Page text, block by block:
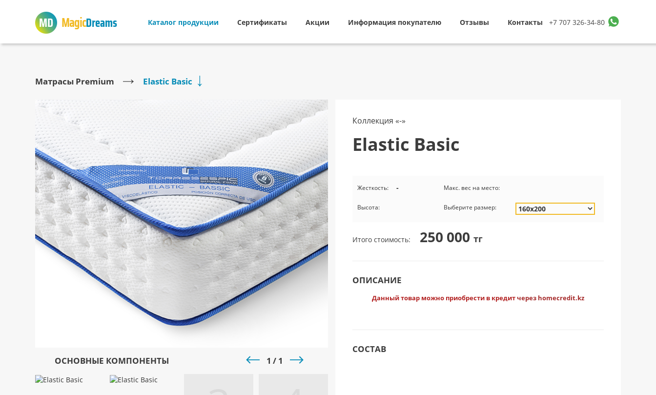
MagicDreams Каталог продукции Сертификаты Акции Информация покупателю Отзывы Контакты +7 707 326-34-80
Матрасы Premium Elastic Basic
ОСНОВНЫЕ КОМПОНЕНТЫ 1 1
Коллекция «-»
Elastic Basic
Жесткость: - Макс. вес на место:
Высота: Выберите размер:
Итого cтоимость: 250 000 тг
ОПИСАНИЕ
Данный товар можно приобрести в кредитчерез homecredit.kz
СОСТАВ